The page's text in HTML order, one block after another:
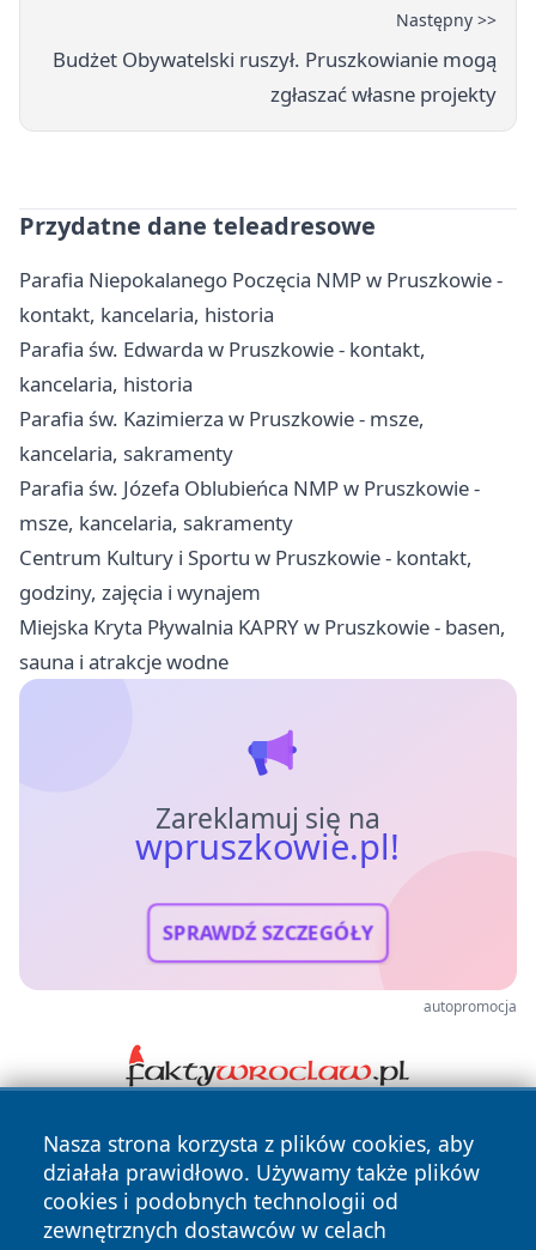
Następny >>
Budżet Obywatelski ruszył. Pruszkowianie mogą
zgłaszać własne projekty
Przydatne dane teleadresowe
Parafia Niepokalanego Poczęcia NMP w Pruszkowie -
kontakt, kancelaria, historia
Parafia św. Edwarda w Pruszkowie - kontakt,
kancelaria, historia
Parafia św. Kazimierza w Pruszkowie - msze,
kancelaria, sakramenty
Parafia św. Józefa Oblubieńca NMP w Pruszkowie -
msze, kancelaria, sakramenty
Centrum Kultury i Sportu w Pruszkowie - kontakt,
godziny, zajęcia i wynajem
Miejska Kryta Pływalnia KAPRY w Pruszkowie - basen,
sauna i atrakcje wodne
Zareklamuj się na
wpruszkowie.pl!
SPRAWDŹ SZCZEGÓŁY
autopromocja
Nasza strona korzysta z plików cookies, aby
działała prawidłowo. Używamy także plików
cookies i podobnych technologii od
zewnętrznych dostawców w celach